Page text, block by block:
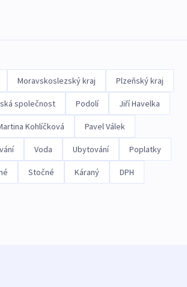
Moravskoslezský kraj Plzeňský kraj
společnost Podolí Jiří Havelka
Kohlíčková Pavel Válek
Voda Ubytování Poplatky
Stočné Káraný DPH